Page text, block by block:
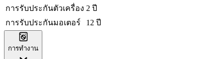
การรับประกันตัวเครื่อง 2 ปี
การรับประกันมอเตอร์
12 ปี
การทำงาน